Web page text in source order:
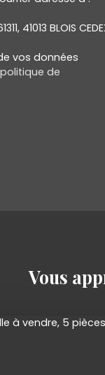
41013 BLOIS
vos données
politique de
Vous